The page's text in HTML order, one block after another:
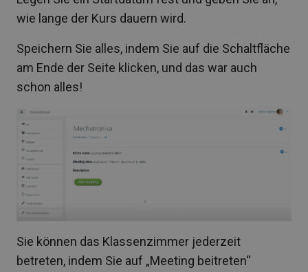
wie lange der Kurs dauern wird.
Speichern Sie alles, indem Sie auf die Schaltfläche
am Ende der Seite klicken, und das war auch
schon alles!
Sie können das Klassenzimmer jederzeit
betreten, indem Sie auf „Meeting beitreten“